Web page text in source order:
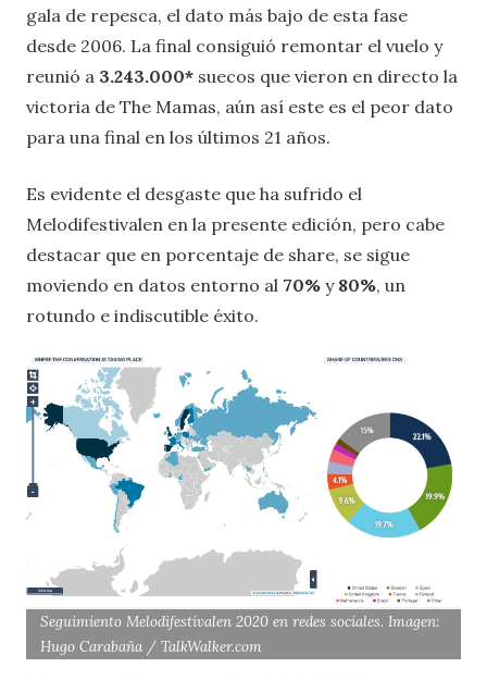
gala de repesca, el dato más bajo de esta fase
desde 2006. La final consiguió remontar el vuelo y
reunió a 3.243.000* suecos que vieron en directo la
victoria de The Mamas, aún así este es el peor dato
para una final en los últimos 21 años.
Es evidente el desgaste que ha sufrido el
Melodifestivalen en la presente edición, pero cabe
destacar que en porcentaje de share, se sigue
moviendo en datos entorno al 70% y 80%, un
rotundo e indiscutible éxito.
Seguimiento Melodifestivalen 2020 en redes sociales. Imagen:
Hugo Carabaña / TalkWalker.com